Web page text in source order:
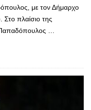
με τον Δήμαρχο
πλαίσιο της
…